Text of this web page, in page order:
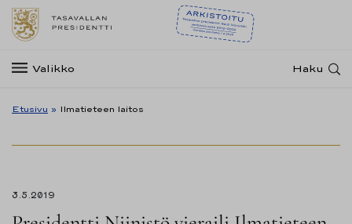
Valikko Haku
Etusivu » Ilmatieteen laitos
3.5.2019